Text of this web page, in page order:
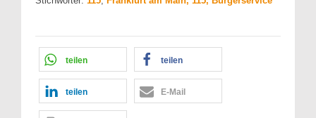
teilen teilen
teilen E-Mail